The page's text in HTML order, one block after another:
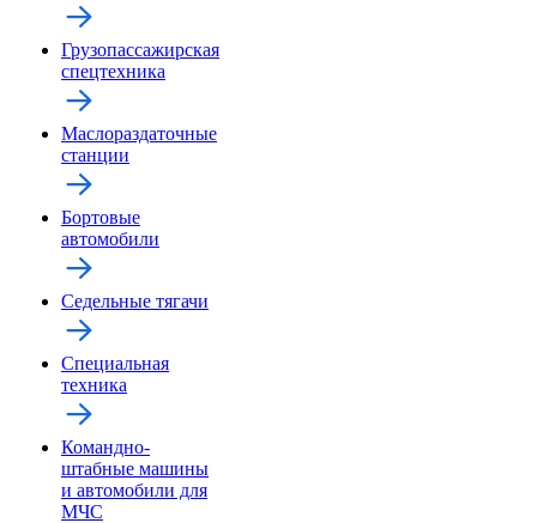
Грузопассажирская
спецтехника
Маслораздаточные
станции
Бортовые
автомобили
Седельные тягачи
Специальная
техника
Командно-
штабные машины
и автомобили для
МЧС